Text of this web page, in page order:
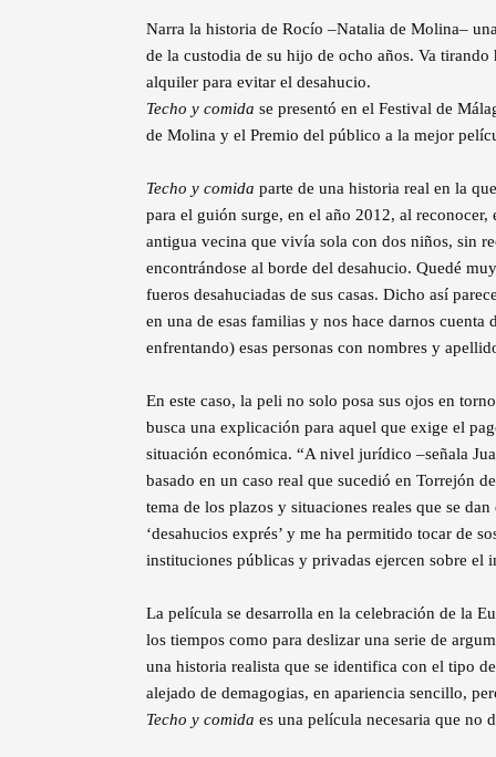
Narra la historia de Rocío –Natalia de Molina–
de la custodia de su hijo de ocho años. Va
alquiler para evitar el desahucio.
Techo y comida se presentó en el Festival de
de Molina y el Premio del público a la mejor
Techo y comida parte de una historia real en la
para el guión surge, en el año 2012, al
antigua vecina que vivía sola con dos niños, sin
encontrándose al borde del desahucio. Quedé
fueros desahuciadas de sus casas. Dicho así
en una de esas familias y nos hace darnos
enfrentando) esas personas con nombres y
En este caso, la peli no solo posa sus ojos en
busca una explicación para aquel que exige el
situación económica. “A nivel jurídico –señala
basado en un caso real que sucedió en Torrejón
tema de los plazos y situaciones reales que se
‘desahucios exprés’ y me ha permitido tocar de
instituciones públicas y privadas ejercen sobre el
La película se desarrolla en la celebración de la
los tiempos como para deslizar una serie de
una historia realista que se identifica con el tipo
alejado de demagogias, en apariencia sencillo,
Techo y comida es una película necesaria que no